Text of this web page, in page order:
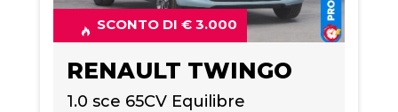
SCONTO DI € 3.000
RENAULT TWINGO
1.0 sce 65CV Equilibre